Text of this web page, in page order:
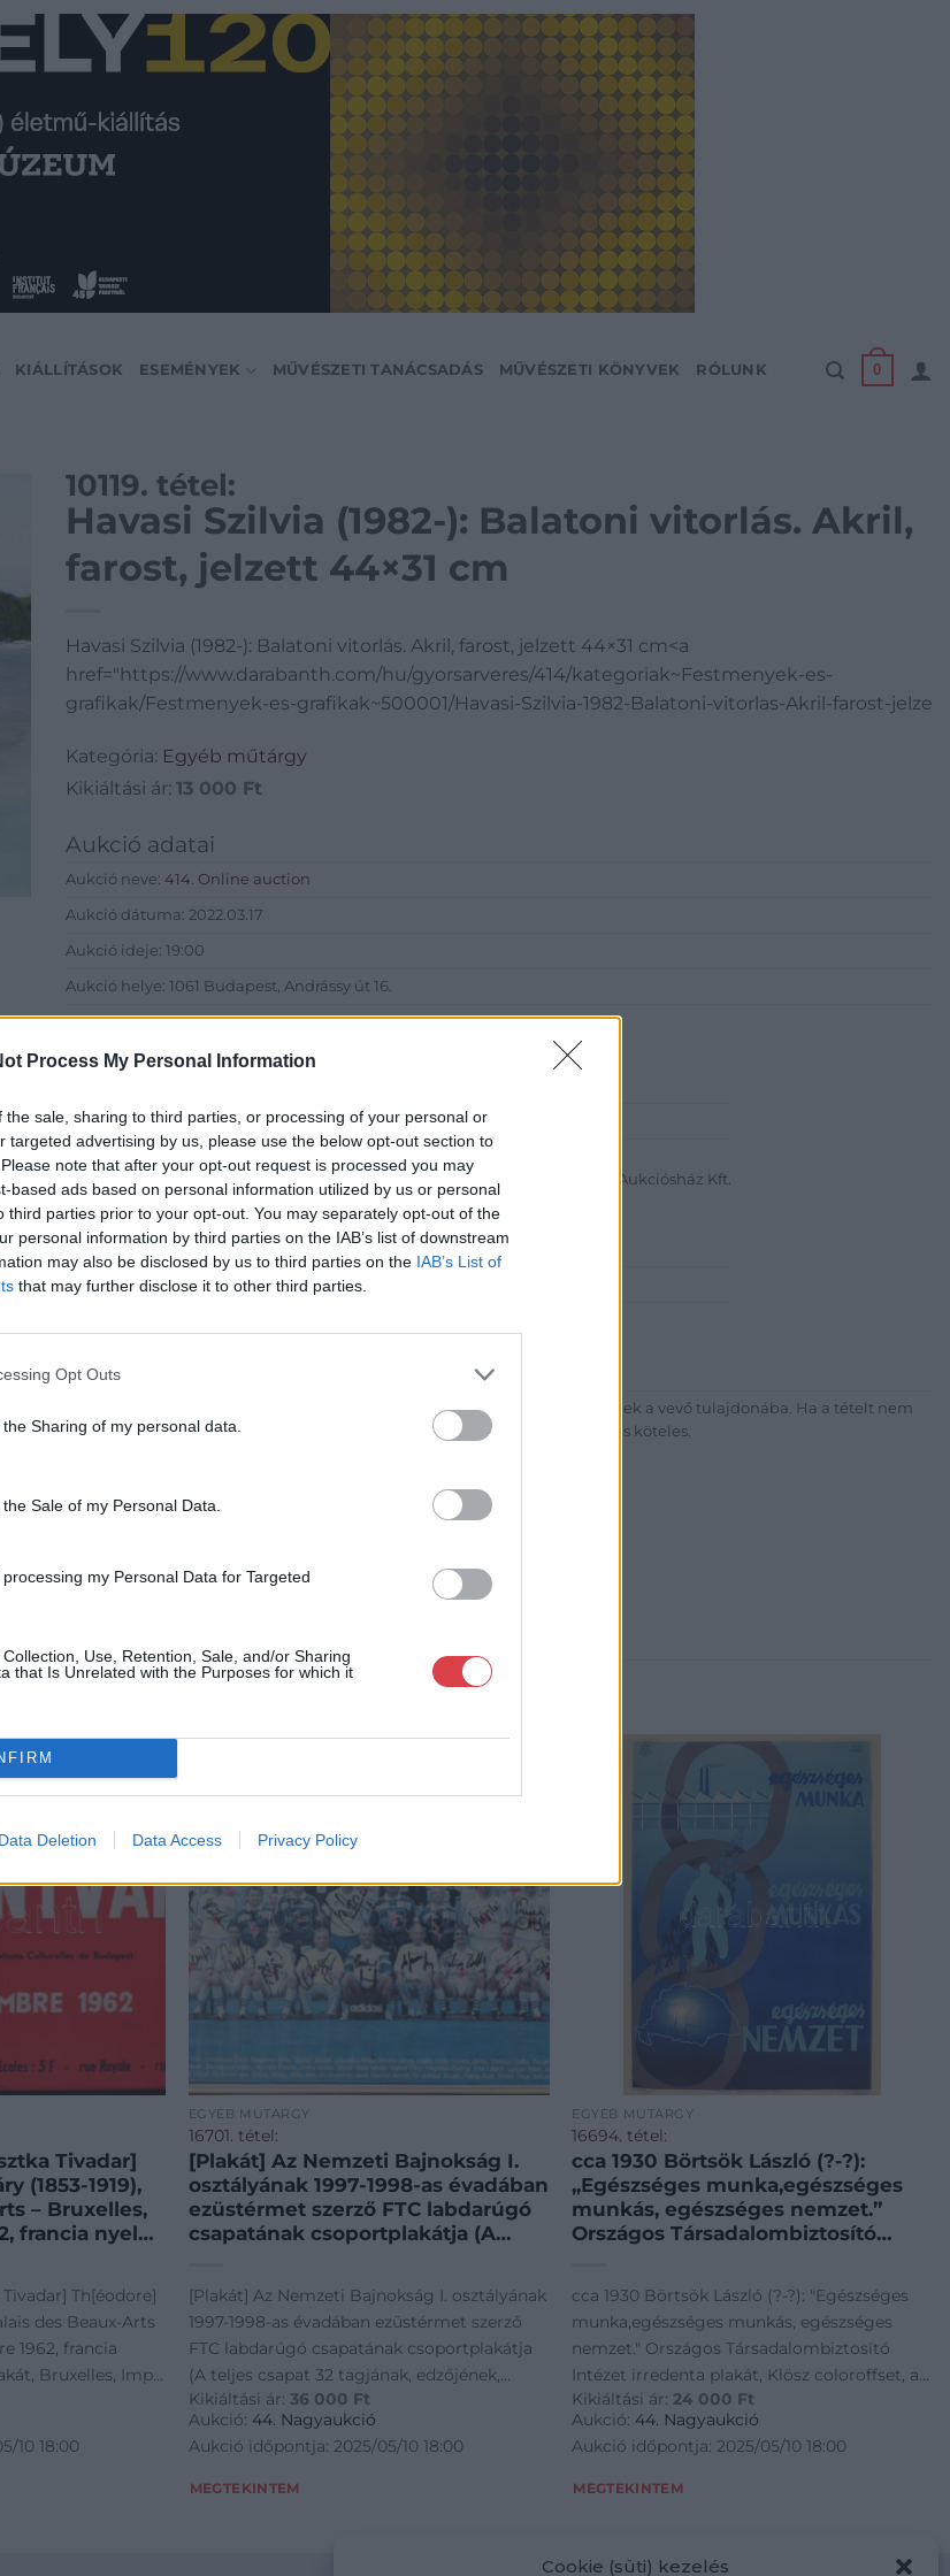
Process My Personal Information
the sale, sharing to third parties, or processing of your personal or
targeted advertising by us, please use the below opt-out section to
note that after your opt-out request is processed you may
based ads based on personal information utilized by us or personal
third parties prior to your opt-out. You may separately opt-out of the
personal information by third parties on the IAB’s list of downstream
may also be disclosed by us to third parties on the IAB’s List of
that may further disclose it to other third parties.
Opt Outs
Sharing of my personal data.
Sale of my Personal Data.
my Personal Data for Targeted
Use, Retention, Sale, and/or Sharing
that Is Unrelated with the Purposes for which it
Data Deletion Data Access Privacy Policy
Cookie (süti) kezelés
KIÁLLÍTÁSOK ESEMÉNYEK MŰVÉSZETI TANÁCSADÁS MŰVÉSZETI KÖNYVEK RÓLUNK 0
10119. tétel:
Havasi Szilvia (1982-): Balatoni vitorlás. Akril,
farost, jelzett 44×31 cm
Havasi Szilvia (1982-): Balatoni vitorlás. Akril, farost, jelzett 44×31 cm<a
href="https://www.darabanth.com/hu/gyorsarveres/414/kategoriak~Festmenyek-es-
grafikak/Festmenyek-es-grafikak~500001/Havasi-Szilvia-1982-Balatoni-vitorlas-Akril-farost-jelze
Kategória: Egyéb műtárgy
Kikiáltási ár: 13 000 Ft
Aukció adatai
Aukció neve: 414. Online auction
Aukció dátuma: 2022.03.17
Aukció ideje: 19:00
Aukció helye: 1061 Budapest, Andrássy út 16.
Tételszám: 10119
Eladó: Darabanth Kft
Cím: Csonka Krisztián
Darabanth Bélyegkereskedelmi és Aukciósház Kft.
Budapest
Andrássy út 16.
1061
Telefon: 317-4757, 266-4154, 318-4035
Bemutatkozás: A tételek a leütési ár + 25% jutalék megfizetése után kerülnek a vevő tulajdonába. Ha a tételt nem
személyesen veszik át, a vevő a postaköltség, biztosítási díj megfizetésére is köteles.
Tivadar]
(1853-1919),
– Bruxelles,
francia nyelvű
80×120
Bp.,
ÁTVÉTEL,
AT OUR
Th[éodore]
des Beaux-Arts
1962, francia
Bruxelles, Imp.
hajtásnyomokkal,
Home Galéria,
KIZÁRÓLAG
POSTÁZZUK! /
10 18:00
EGYÉB MŰTÁRGY
16701. tétel:
[Plakát] Az Nemzeti Bajnokság I.
osztályának 1997-1998-as évadában
ezüstérmet szerző FTC labdarúgó
csapatának csoportplakátja (A
orvosainak aláírásával.) Budapest,
1998. Színes plakát, mérete:
385×595 mm. Minden idők
legsikeresebb magyar labdarúgó
csapata, a Ferencvárosi Torna Club,
a harmincötszörös magyar
bajnokcsapat az 1997-1998-as
ért el. Plakátunkon a teljes
[Plakát] Az Nemzeti Bajnokság I. osztályának
1997-1998-as évadában ezüstérmet szerző
FTC labdarúgó csapatának csoportplakátja
(A teljes csapat 32 tagjának, edzőjének,
segédedzőinek, orvosainak aláírásával.)
Budapest, 1998. Színes plakát, mérete:
385x595 mm. Minden idők legsikeresebb
magyar labdarúgó csapata, a Ferencvárosi
évad idején ezüstérmet ért el. Plakátunkon a
Kikiáltási ár: 36 000 Ft
Aukció: 44. Nagyaukció
Aukció időpontja: 2025/05/10 18:00
MEGTEKINTEM
EGYÉB MŰTÁRGY
16694. tétel:
cca 1930 Börtsök László (?-?):
„Egészséges munka,egészséges
munkás, egészséges nemzet.”
Országos Társadalombiztosító
gyűrődésekkel, de ezt leszámítva
jó állapotban, 94×62,5 cm /
Hungarian irredenta social
insurance propaganda poster,
offset, 94×62,5
cca 1930 Börtsök László (?-?): "Egészséges
munka,egészséges munkás, egészséges
nemzet." Országos Társadalombiztosító
Intézet irredenta plakát, Klösz coloroffset, a
széleken gyűrődésekkel, de ezt leszámítva jó
állapotban, 94x62,5 cm / Hungarian
irredenta social insurance propaganda
poster, offset, 94x62,5 cm
Kikiáltási ár: 24 000 Ft
Aukció: 44. Nagyaukció
Aukció időpontja: 2025/05/10 18:00
MEGTEKINTEM